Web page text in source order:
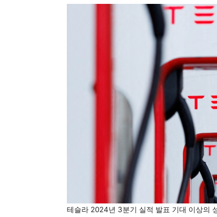
테슬라 2024년 3분기 실적 발표 기대 이상의